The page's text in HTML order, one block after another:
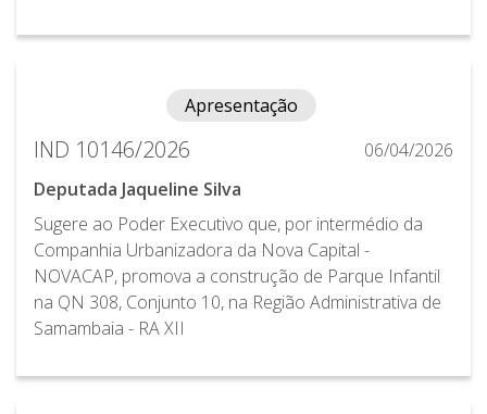
Apresentação
IND 10146/2026
06/04/2026
Deputada Jaqueline Silva
Sugere ao Poder Executivo que, por intermédio da
Companhia Urbanizadora da Nova Capital -
NOVACAP, promova a construção de Parque Infantil
na QN 308, Conjunto 10, na Região Administrativa de
Samambaia - RA XII